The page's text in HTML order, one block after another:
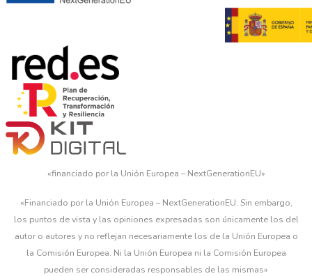
«financiado por la Unión Europea – NextGenerationEU»
«Financiado por la Unión Europea – NextGenerationEU. Sin embargo,
los puntos de vista y las opiniones expresadas son únicamente los del
autor o autores y no reflejan necesariamente los de la Unión Europea o
la Comisión Europea. Ni la Unión Europea ni la Comisión Europea
pueden ser consideradas responsables de las mismas»